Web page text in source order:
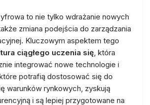
to nie tylko wdrażanie nowych
zmiana podejścia do zarządzania
Kluczowym aspektem tego
ciągłego uczenia się, która
integrować nowe technologie i
potrafią dostosować się do
warunków rynkowych, zyskują
i są lepiej przygotowane na